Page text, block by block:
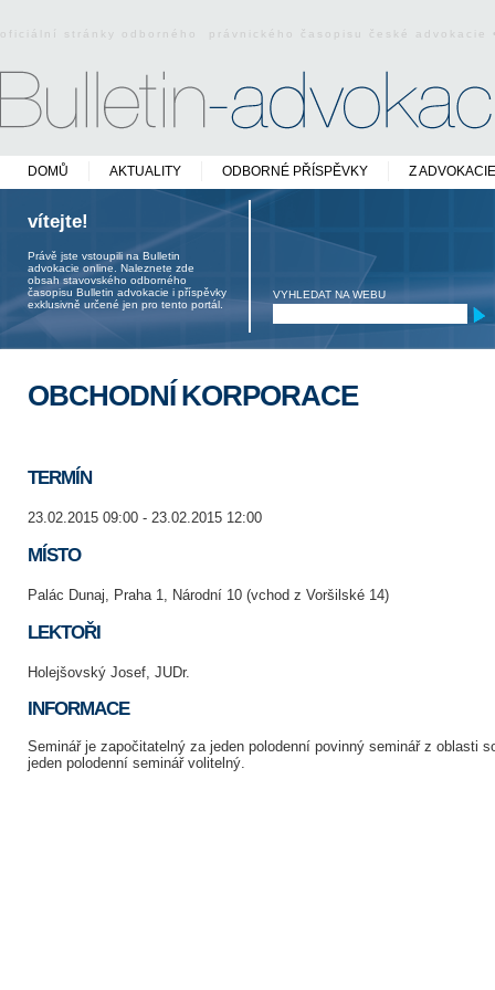
oficiální stránky odborného právnického časopisu české
DOMŮ AKTUALITY ODBORNÉ PŘÍSPĚVKY Z ADVOKACIE
vítejte!
Právě jste vstoupili na Bulletin
advokacie online. Naleznete zde
obsah stavovského odborného
časopisu Bulletin advokacie i příspěvky
exklusivně určené jen pro tento portál.
VYHLEDAT NA WEBU
OBCHODNÍ KORPORACE
TERMÍN
23.02.2015 09:00 - 23.02.2015 12:00
MÍSTO
Palác Dunaj, Praha 1, Národní 10 (vchod z Voršilské 14)
LEKTOŘI
Holejšovský Josef, JUDr.
INFORMACE
Seminář je započitatelný za jeden polodenní povinný seminář z oblasti
jeden polodenní seminář volitelný.